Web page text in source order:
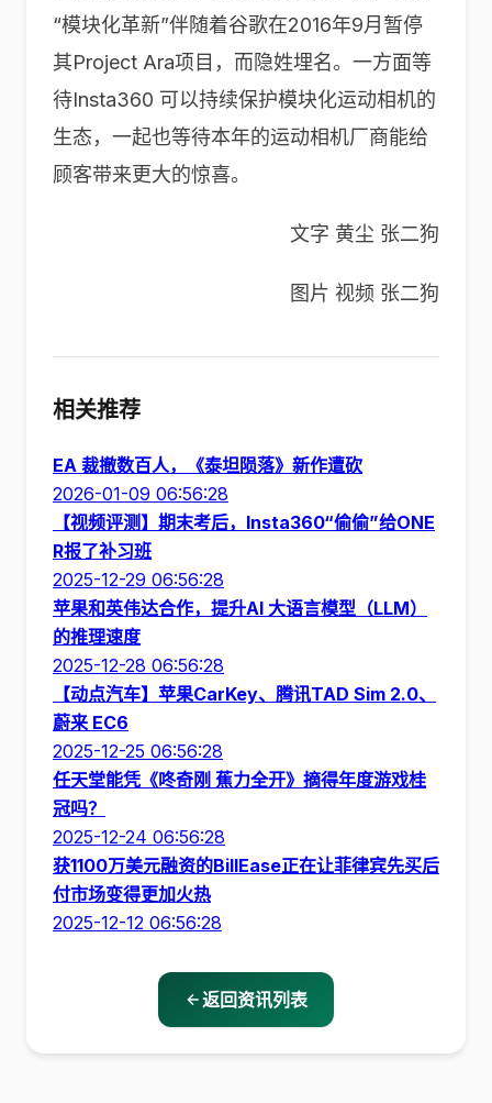
“模块化革新”伴随着谷歌在2016年9月暂停
其Project Ara项目，而隐姓埋名。一方面等
待Insta360 可以持续保护模块化运动相机的
生态，一起也等待本年的运动相机厂商能给
顾客带来更大的惊喜。
文字 黄尘 张二狗
图片 视频 张二狗
相关推荐
EA 裁撤数百人，《泰坦陨落》新作遭砍
2026-01-09 06:56:28
【视频评测】期末考后，Insta360“偷偷”给ONE
R报了补习班
2025-12-29 06:56:28
苹果和英伟达合作，提升AI 大语言模型（LLM）
的推理速度
2025-12-28 06:56:28
【动点汽车】苹果CarKey、腾讯TAD Sim 2.0、
蔚来 EC6
2025-12-25 06:56:28
任天堂能凭《咚奇刚 蕉力全开》摘得年度游戏桂
冠吗？
2025-12-24 06:56:28
获1100万美元融资的BillEase正在让菲律宾先买后
付市场变得更加火热
2025-12-12 06:56:28
返回资讯列表